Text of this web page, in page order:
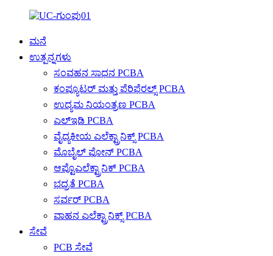
ಮನೆ
ಉತ್ಪನ್ನಗಳು
ಸಂವಹನ ಸಾಧನ PCBA
ಕಂಪ್ಯೂಟರ್ ಮತ್ತು ಪೆರಿಫೆರಲ್ಸ್ PCBA
ಉದ್ಯಮ ನಿಯಂತ್ರಣ PCBA
ಎಲ್ಇಡಿ PCBA
ವೈದ್ಯಕೀಯ ಎಲೆಕ್ಟ್ರಾನಿಕ್ಸ್ PCBA
ಮೊಬೈಲ್ ಫೋನ್ PCBA
ಆಪ್ಟೊಎಲೆಕ್ಟ್ರಾನಿಕ್ PCBA
ಭದ್ರತೆ PCBA
ಸರ್ವರ್ PCBA
ವಾಹನ ಎಲೆಕ್ಟ್ರಾನಿಕ್ಸ್ PCBA
ಸೇವೆ
PCB ಸೇವೆ